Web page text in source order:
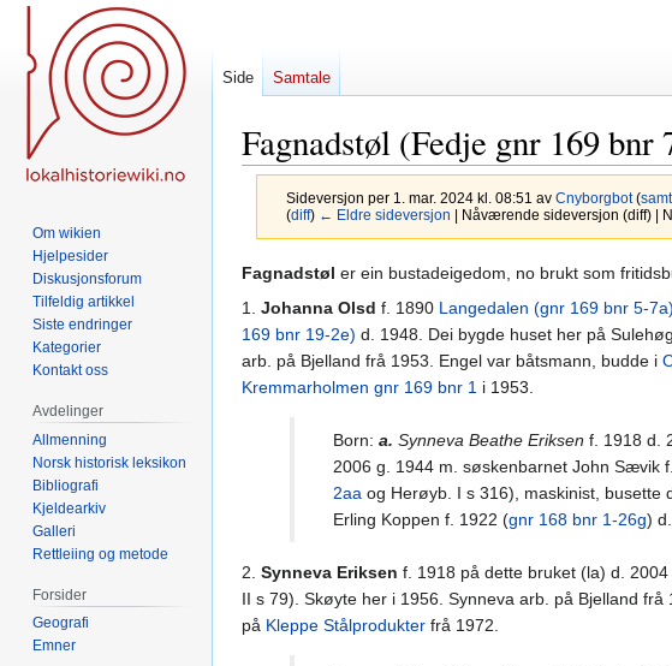
Fagnadstøl (Fedje gnr 169 bnr
Sideversjon per 1. mar. 2024 kl. 08:51 av Cnyborgbot (
(diff) ← Eldre sideversjon | Nåværende sideversjon (diff) |
Hopp
til
navigering
Hopp
til
søk
Fagnadstøl er ein bustadeigedom, no brukt som
1. Johanna Olsd f. 1890 Langedalen (gnr 169 bnr 5-7a)
169 bnr 19-2e) d. 1948. Dei bygde huset her på
arb. på Bjelland frå 1953. Engel var båtsmann, budde i
Kremmarholmen gnr 169 bnr 1 i 1953.
Born: a. Synneva Beathe Eriksen f. 1918 d.
2006 g. 1944 m. søskenbarnet John Sævik
2aa og Herøyb. I s 316), maskinist, busette
Erling Koppen f. 1922 (gnr 168 bnr 1-26g)
2. Synneva Eriksen f. 1918 på dette bruket (la) d. 2004
II s 79). Skøyte her i 1956. Synneva arb. på Bjelland
på Kleppe Stålprodukter frå 1972.
Side Samtale
Om wikien
Hjelpesider
Diskusjonsforum
Tilfeldig artikkel
Siste endringer
Kategorier
Kontakt oss
Avdelinger
Allmenning
Norsk historisk leksikon
Bibliografi
Kjeldearkiv
Galleri
Rettleiing og metode
Forsider
Geografi
Emner